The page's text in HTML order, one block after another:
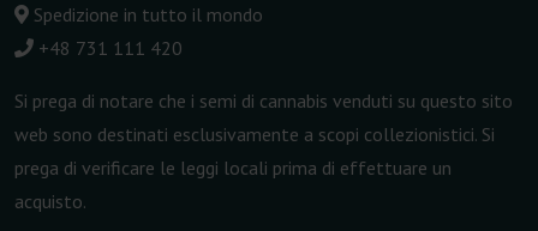
Spedizione in tutto il mondo
+48 731 111 420
Si prega di notare che i semi di cannabis venduti su questo sito
web sono destinati esclusivamente a scopi collezionistici. Si
prega di verificare le leggi locali prima di effettuare un
acquisto.